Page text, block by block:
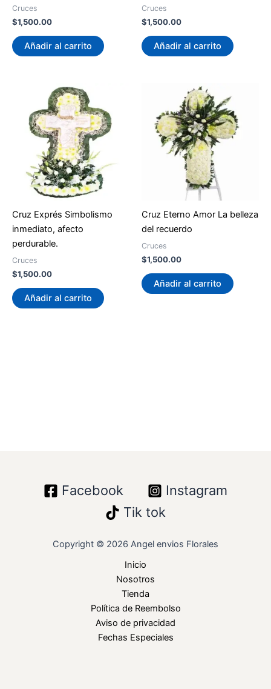
Cruces
$1,500.00
Añadir al carrito
Cruces
$1,500.00
Añadir al carrito
Cruz Exprés Simbolismo
inmediato, afecto
perdurable.
Cruces
$1,500.00
Añadir al carrito
Cruz Eterno Amor La belleza
del recuerdo
Cruces
$1,500.00
Añadir al carrito
Facebook
Instagram
Tik tok
Copyright © 2026 Angel envios Florales
Inicio
Nosotros
Tienda
Política de Reembolso
Aviso de privacidad
Fechas Especiales